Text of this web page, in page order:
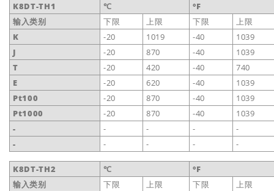
K8DT-TH1 ℃
°F
输入类别
下限 上限 下限
上限
K
-20 1019 -40
1039
J
-20 870 -40
1039
T
-20 420 -40
740
E
-20 620 -40
1039
Pt100
-20 870 -40
1039
Pt1000
-20 870 -40
1039
-
- - -
-
-
- - - -
K8DT-TH2 ℃
°F
输入类别
下限 上限 下限
上限